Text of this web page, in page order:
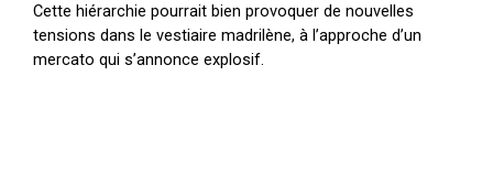
Cette hiérarchie pourrait bien provoquer de nouvelles
tensions dans le vestiaire madrilène, à l’approche d’un
mercato qui s’annonce explosif.